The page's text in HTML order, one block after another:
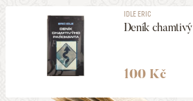
IDLE ERIC
Deník
100 Kč